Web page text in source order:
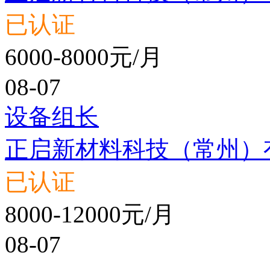
已认证
6000-8000元/月
08-07
设备组长
正启新材料科技（常州
已认证
8000-12000元/月
08-07